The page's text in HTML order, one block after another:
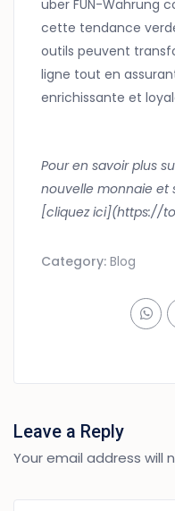
über FUN-Währung
cette tendance
outils peuvent
ligne tout en
enrichissante et
Pour en savoir plus
nouvelle monnaie et
[cliquez ici](https://
Category:Blog
Leave a Reply
Your email address will